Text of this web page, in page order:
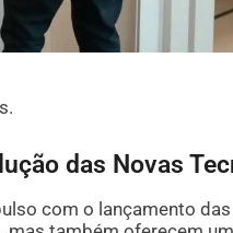
das Novas
com o lançamento